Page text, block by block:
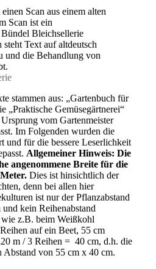
–
stammen aus: „Gartenbuch für
„Praktische Gemüsegärtnerei“
vom Gartenmeister
Im Folgenden wurden die
und für die bessere Leserlichkeit
Allgemeiner Hinweis: Die
angenommene Breite für die
Dies ist hinsichtlich der
denn bei allen hier
ist nur der Pflanzabstand
kein Reihenabstand
wie z.B. beim Weißkohl
auf ein Beet, 55 cm
m / 3 Reihen = 40 cm, d.h. die
Abstand von 55 cm x 40 cm.